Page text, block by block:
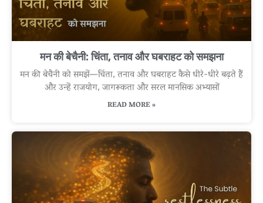
मन की बेचैनी: चिंता, तनाव और घबराहट को समझना
मन की बेचैनी को समझें—चिंता, तनाव और घबराहट कैसे धीरे-धीरे बढ़ते हैं
और उन्हें राजयोग, जागरूकता और सरल मानसिक अभ्यासों
READ MORE »